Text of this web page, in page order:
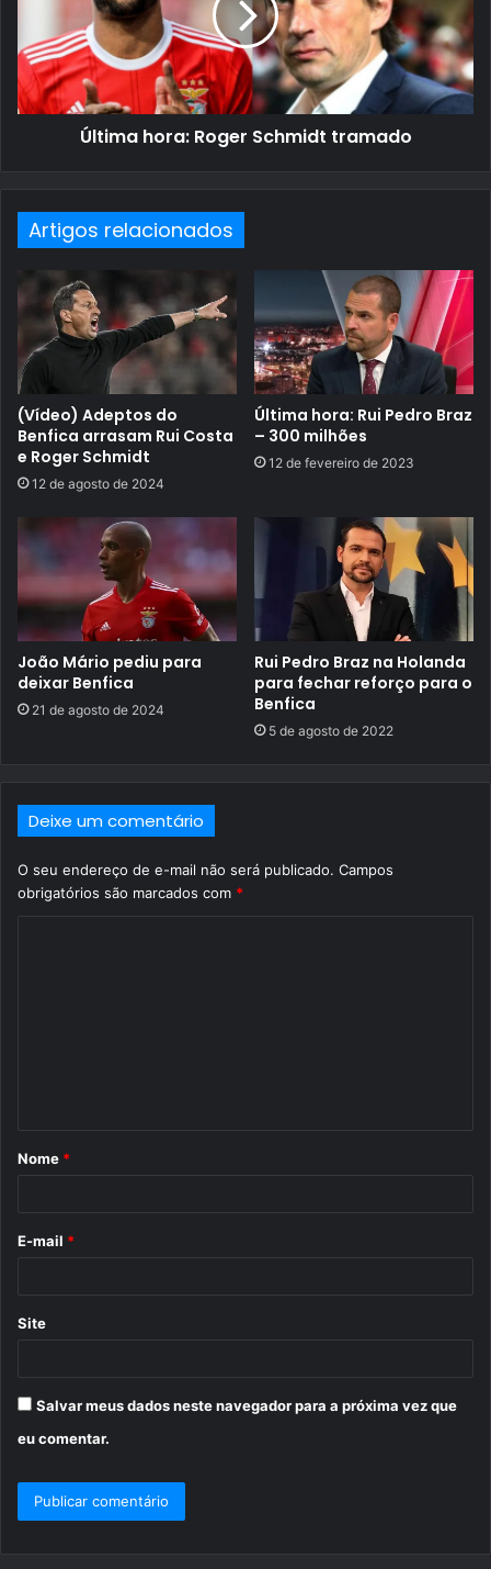
Última hora: Roger Schmidt tramado
Artigos relacionados
(Vídeo) Adeptos do
Benfica arrasam Rui Costa
e Roger Schmidt
12 de agosto de 2024
Última hora: Rui Pedro Braz
– 300 milhões
12 de fevereiro de 2023
João Mário pediu para
deixar Benfica
21 de agosto de 2024
Rui Pedro Braz na Holanda
para fechar reforço para o
Benfica
5 de agosto de 2022
Deixe um comentário
O seu endereço de e-mail não será publicado. Campos
obrigatórios são marcados com *
r
Nome *
E-mail *
Site
Salvar meus dados neste navegador para a próxima vez que
eu comentar.